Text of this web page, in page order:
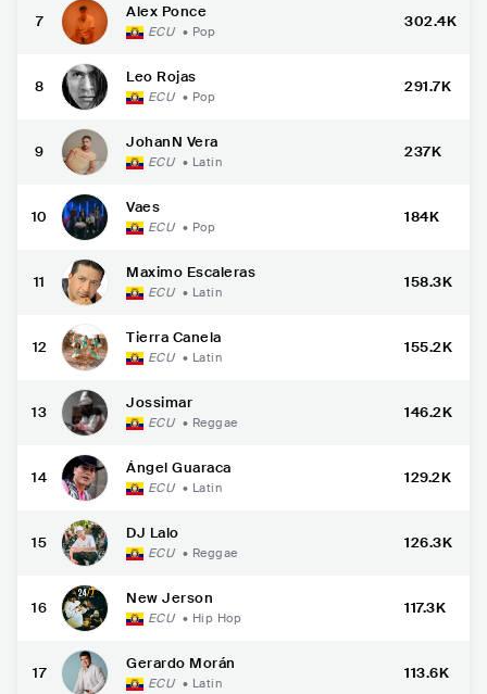
7
Alex Ponce
ECU • Pop
302.4K
8
Leo Rojas
ECU • Pop
291.7K
9
JohanN Vera
ECU • Latin
237K
10
Vaes
ECU • Pop
184K
11
Maximo Escaleras
ECU • Latin
158.3K
12
Tierra Canela
ECU • Latin
155.2K
13
Jossimar
ECU • Reggae
146.2K
14
Ángel Guaraca
ECU • Latin
129.2K
15
DJ Lalo
ECU • Reggae
126.3K
16
New Jerson
ECU • Hip Hop
117.3K
17
Gerardo Morán
ECU • Latin
113.6K